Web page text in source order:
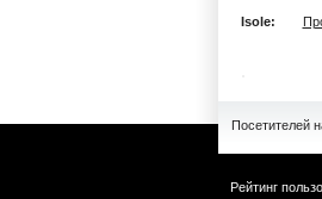
Isole:
Посетителей
Рейтинг